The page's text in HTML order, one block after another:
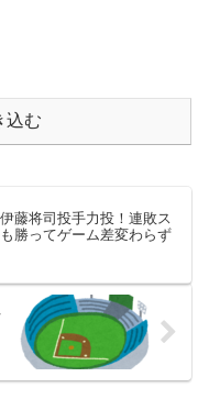
込む
藤将司投手力投！連敗ス
勝ってゲーム差変わらず